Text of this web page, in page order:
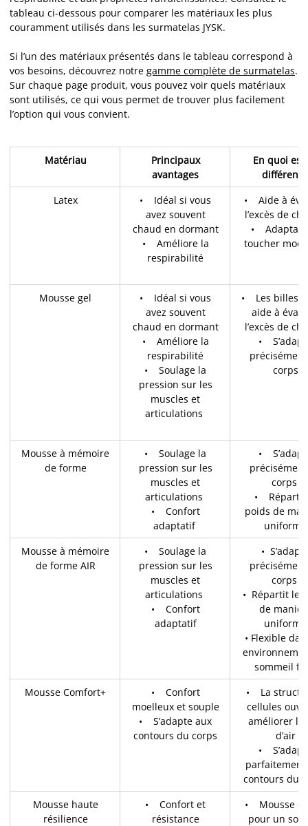
tableau ci-dessous pour comparer les matériaux les plus
couramment utilisés dans les surmatelas JYSK.
Si l’un des matériaux présentés dans le tableau correspond à
vos besoins, découvrez notre gamme complète de surmatelas.
Sur chaque page produit, vous pouvez voir quels matériaux
sont utilisés, ce qui vous permet de trouver plus facilement
l’option qui vous convient.
Matériau
Principaux
avantages
En quoi
différent ?
Latex
• Idéal si vous
avez souvent
chaud en dormant
• Améliore la
respirabilité
• Aide à
l’excès de
•
toucher
Mousse gel
• Idéal si vous
avez souvent
chaud en dormant
• Améliore la
respirabilité
• Soulage la
pression sur les
muscles et
articulations
• Les billes
aide à
l’excès de
•
corps
Mousse à mémoire
de forme
• Soulage la
pression sur les
muscles et
articulations
• Confort
adaptatif
•
corps
• Répartit
poids de
uniforme
Mousse à mémoire
de forme AIR
• Soulage la
pression sur les
muscles et
articulations
• Confort
adaptatif
•
corps
• Répartit le
de
uniforme
• Flexible
sommeil
Mousse Comfort+
• Confort
moelleux et souple
• S’adapte aux
contours du corps
• La
cellules
améliorer le
d’air
•
parfaitement
contours du
Mousse haute
résilience
• Confort et
résistance
• Mousse
pour un